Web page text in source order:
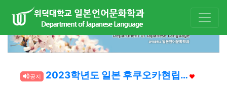
공지 2023학년도 일본 후쿠오카현립…